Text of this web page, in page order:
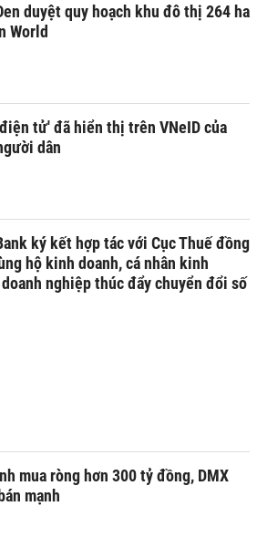
duyệt quy hoạch khu đô thị 264 ha
World
tử' đã hiển thị trên VNeID của
dân
ký kết hợp tác với Cục Thuế đồng
hộ kinh doanh, cá nhân kinh
nghiệp thúc đẩy chuyển đổi số
mua ròng hơn 300 tỷ đồng, DMX
mạnh